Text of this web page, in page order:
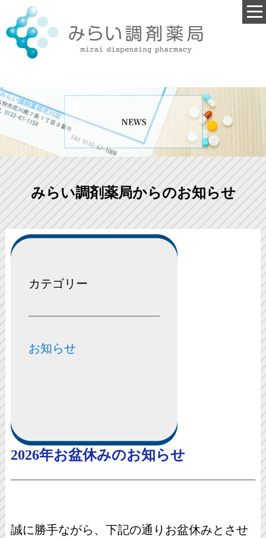
みらい調剤薬局からのお知らせ
カテゴリー
お知らせ
2026年お盆休みのお知らせ
誠に勝手ながら、下記の通りお盆休みとさせ